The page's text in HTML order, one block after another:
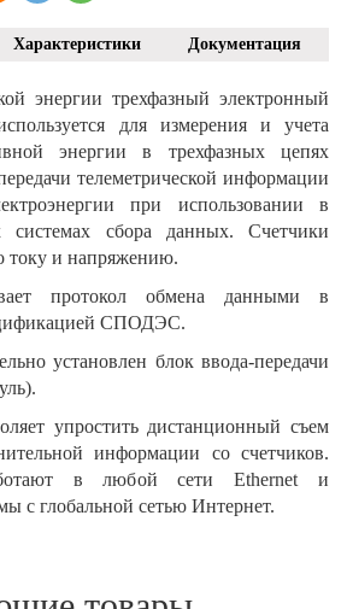
Характеристики Документация
энергии трехфазный электронный
для измерения и учета
энергии в трехфазных цепях
телеметрической информации
при использовании в
системах сбора данных. Счетчики
току и напряжению.
протокол обмена данными в
СПОДЭС.
установлен блок ввода-передачи
упростить дистанционный съем
информации со счетчиков.
в любой сети Ethernet и
с глобальной сетью Интернет.